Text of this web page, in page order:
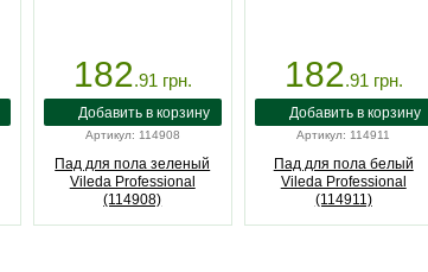
182.91 грн.
Артикул: 114908
Пад для пола зеленый
Vileda Professional
(114908)
182.91 грн.
Артикул: 114911
Пад для пола белый
Vileda Professional
(114911)